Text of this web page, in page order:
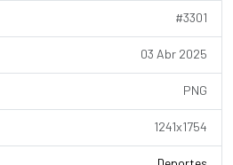
#3301
03 Abr 2025
PNG
1241x1754